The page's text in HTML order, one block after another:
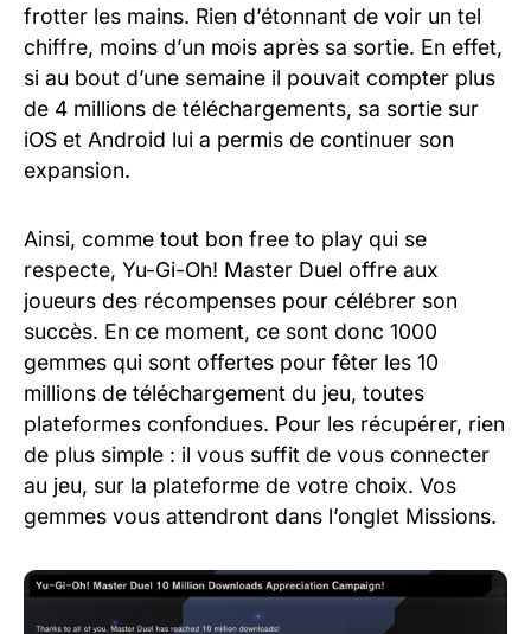
frotter les mains. Rien d’étonnant de voir un tel
chiffre, moins d’un mois après sa sortie. En effet,
si au bout d’une semaine il pouvait compter plus
de 4 millions de téléchargements, sa sortie sur
iOS et Android lui a permis de continuer son
expansion.
Ainsi, comme tout bon free to play qui se
respecte, Yu-Gi-Oh! Master Duel offre aux
joueurs des récompenses pour célébrer son
succès. En ce moment, ce sont donc 1000
gemmes qui sont offertes pour fêter les 10
millions de téléchargement du jeu, toutes
plateformes confondues. Pour les récupérer, rien
de plus simple : il vous suffit de vous connecter
au jeu, sur la plateforme de votre choix. Vos
gemmes vous attendront dans l’onglet Missions.